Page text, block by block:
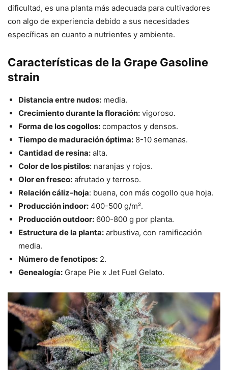
dificultad, es una planta más adecuada para cultivadores
con algo de experiencia debido a sus necesidades
específicas en cuanto a nutrientes y ambiente.
Características de la Grape Gasoline
strain
Distancia entre nudos: media.
Crecimiento durante la floración: vigoroso.
Forma de los cogollos: compactos y densos.
Tiempo de maduración óptima: 8-10 semanas.
Cantidad de resina: alta.
Color de los pistilos: naranjas y rojos.
Olor en fresco: afrutado y terroso.
Relación cáliz-hoja: buena, con más cogollo que hoja.
Producción indoor: 400-500 g/m².
Producción outdoor: 600-800 g por planta.
Estructura de la planta: arbustiva, con ramificación
media.
Número de fenotipos: 2.
Genealogía: Grape Pie x Jet Fuel Gelato.